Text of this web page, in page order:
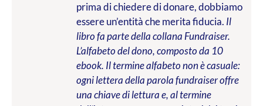
prima di chiedere di donare, dobbiamo
essere un’entità che merita fiducia. Il
libro fa parte della collana Fundraiser.
L’alfabeto del dono, composto da 10
ebook. Il termine alfabeto non è casuale:
ogni lettera della parola fundraiser offre
una chiave di lettura e, al termine